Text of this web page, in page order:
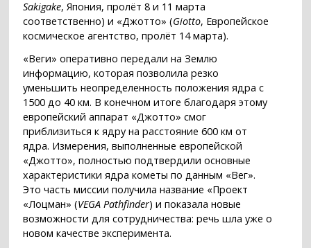
Sakigake, Япония, пролёт 8 и 11 марта
соответственно) и «Джотто» (Giotto, Европейское
космическое агентство, пролёт 14 марта).
«Веги» оперативно передали на Землю
информацию, которая позволила резко
уменьшить неопределенность положения ядра с
1500 до 40 км. В конечном итоге благодаря этому
европейский аппарат «Джотто» смог
приблизиться к ядру на расстояние 600 км от
ядра. Измерения, выполненные европейской
«Джотто», полностью подтвердили основные
характеристики ядра кометы по данным «Вег».
Это часть миссии получила название «Проект
«Лоцман» (VEGA Pathfinder) и показала новые
возможности для сотрудничества: речь шла уже о
новом качестве эксперимента.